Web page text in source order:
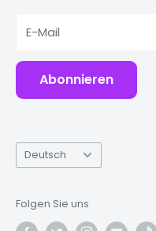
E-Mail
Abonnieren
Sprache
Deutsch
Folgen Sie uns